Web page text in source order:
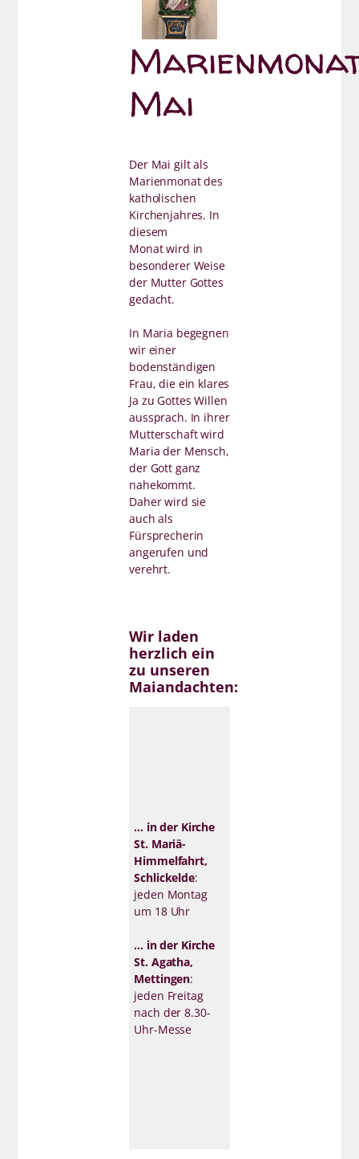
Mai
Der Mai gilt als
Marienmonat des
katholischen
Kirchenjahres. In
diesem
Monat wird in
besonderer Weise
der Mutter Gottes
gedacht.
In Maria begegnen
wir einer
bodenständigen
Frau, die ein klares
Ja zu Gottes Willen
aussprach. In ihrer
Mutterschaft wird
Maria der Mensch,
der Gott ganz
nahekommt.
Daher wird sie
auch als
Fürsprecherin
angerufen und
verehrt.
Wir laden
herzlich ein
zu unseren
Maiandachten:
... in der Kirche
St. Mariä-
Himmelfahrt,
Schlickelde:
jeden Montag
um 18 Uhr
... in der Kirche
St. Agatha,
Mettingen:
jeden Freitag
nach der 8.30-
Uhr-Messe